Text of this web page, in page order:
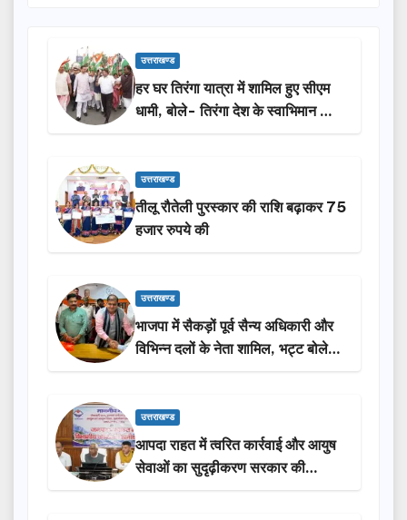
उत्तराखण्ड
हर घर तिरंगा यात्रा में शामिल हुए सीएम
धामी, बोले- तिरंगा देश के स्वाभिमान का
प्रतीक
उत्तराखण्ड
तीलू रौतेली पुरस्कार की राशि बढ़ाकर 75
हजार रुपये की
उत्तराखण्ड
भाजपा में सैकड़ों पूर्व सैन्य अधिकारी और
विभिन्न दलों के नेता शामिल, भट्ट बोले-
2027 में जीत की हैट्रिक लगाएगी पार्टी
उत्तराखण्ड
आपदा राहत में त्वरित कार्रवाई और आयुष
सेवाओं का सुदृढ़ीकरण सरकार की
प्राथमिकता: मदन कौशिक